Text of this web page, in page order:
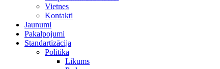
Vietnes
Kontakti
Jaunumi
Pakalpojumi
Standartizācija
Politika
Likums